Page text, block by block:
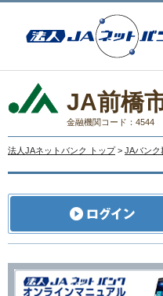
JA前橋
金融機関コード：4544
法人JAネットバンク トップ > JAバンク